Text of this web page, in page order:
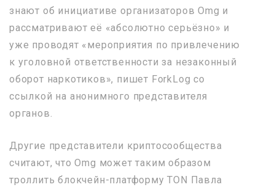
знают об инициативе организаторов Omg и
рассматривают её «абсолютно серьёзно» и
уже проводят «мероприятия по привлечению
к уголовной ответственности за незаконный
оборот наркотиков», пишет ForkLog со
ссылкой на анонимного представителя
органов.
Другие представители криптосообщества
считают, что Omg может таким образом
троллить блокчейн-платформу TON Павла